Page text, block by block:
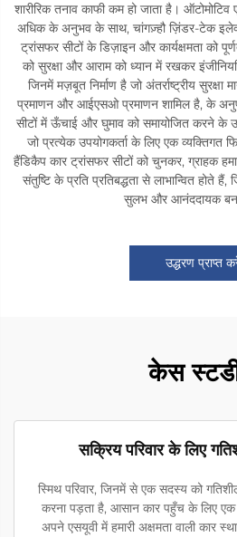
शारीरिक तनाव काफी कम हो जाता है। ऑटोमोटिव
अधिक के अनुभव के साथ, चांगज़्हौ ज़िंडर-टेक
ट्रांसफर सीटों के डिज़ाइन और कार्यक्षमता को
को सुरक्षा और आराम को ध्यान में रखकर
जिनमें मज़बूत निर्माण है जो अंतर्राष्ट्रीय सुरक्षा
प्रमाणन और आईएसओ प्रमाणन शामिल है, के
सीटों में ऊँचाई और घुमाव को समायोजित करने के
जो प्रत्येक उपयोगकर्ता के लिए एक व्यक्तिगत
हैंडिकैप कार ट्रांसफर सीटों को चुनकर, ग्राहक
संतुष्टि के प्रति प्रतिबद्धता से लाभान्वित होते
सुलभ और आनंददायक बन
उद्धरण प्राप्त
केस
सक्रिय परिवार के लिए
स्मिथ परिवार, जिनमें से एक सदस्य को
करना पड़ता है, आसान कार पहुँच के लिए
अपने एसयूवी में हमारी अक्षमता वाली कार